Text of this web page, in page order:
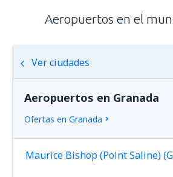
Aeropuertos en el
Ver ciudades
Aeropuertos en Granada
Ofertas en Granada
Maurice Bishop (Point Saline)